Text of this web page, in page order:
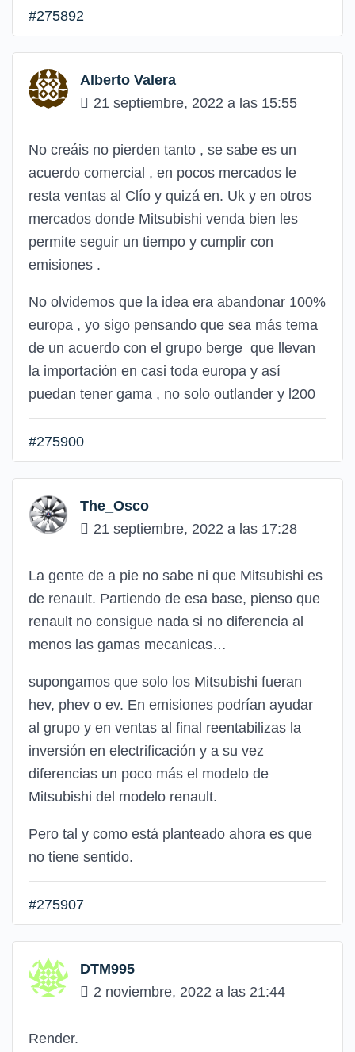
#275892
Alberto Valera
21 septiembre, 2022 a las 15:55
No creáis no pierden tanto , se sabe es un
acuerdo comercial , en pocos mercados le
resta ventas al Clío y quizá en. Uk y en otros
mercados donde Mitsubishi venda bien les
permite seguir un tiempo y cumplir con
emisiones .
No olvidemos que la idea era abandonar 100%
europa , yo sigo pensando que sea más tema
de un acuerdo con el grupo berge que llevan
la importación en casi toda europa y así
puedan tener gama , no solo outlander y l200
#275900
The_Osco
21 septiembre, 2022 a las 17:28
La gente de a pie no sabe ni que Mitsubishi es
de renault. Partiendo de esa base, pienso que
renault no consigue nada si no diferencia al
menos las gamas mecanicas…
supongamos que solo los Mitsubishi fueran
hev, phev o ev. En emisiones podrían ayudar
al grupo y en ventas al final reentabilizas la
inversión en electrificación y a su vez
diferencias un poco más el modelo de
Mitsubishi del modelo renault.
Pero tal y como está planteado ahora es que
no tiene sentido.
#275907
DTM995
2 noviembre, 2022 a las 21:44
Render.